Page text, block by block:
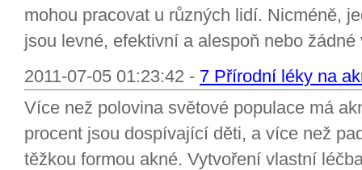
mohou pracovat u různých lidí. Nicméně,
jsou levné, efektivní a alespoň nebo žádné
2011-07-05 01:23:42 - 7 Přírodní léky na
Více než polovina světové populace má
procent jsou dospívající děti, a více než
těžkou formou akné. Vytvoření vlastní